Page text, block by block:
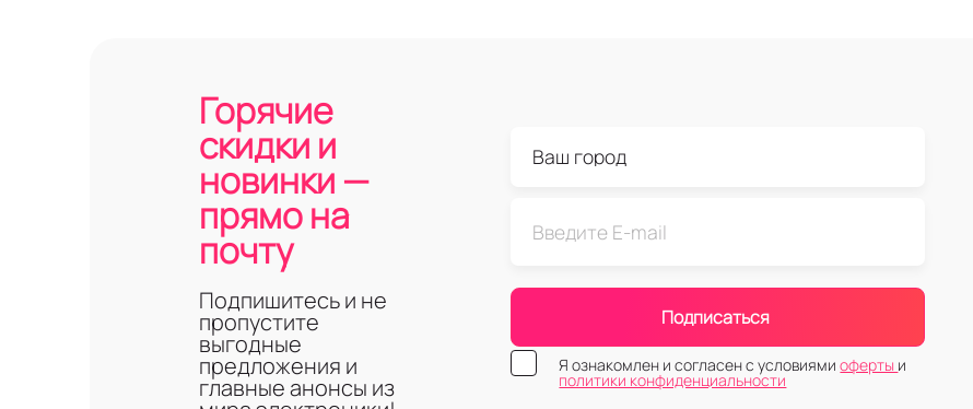
Горячие
скидки и
новинки —
прямо на
почту
Подпишитесь и не
пропустите
выгодные
предложения и
главные анонсы из
Подписаться
Я ознакомлен и согласен с условиямиоферты и
политики конфиденциальности